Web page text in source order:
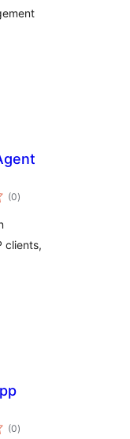
(0個
の)
clients,
(0個
の)